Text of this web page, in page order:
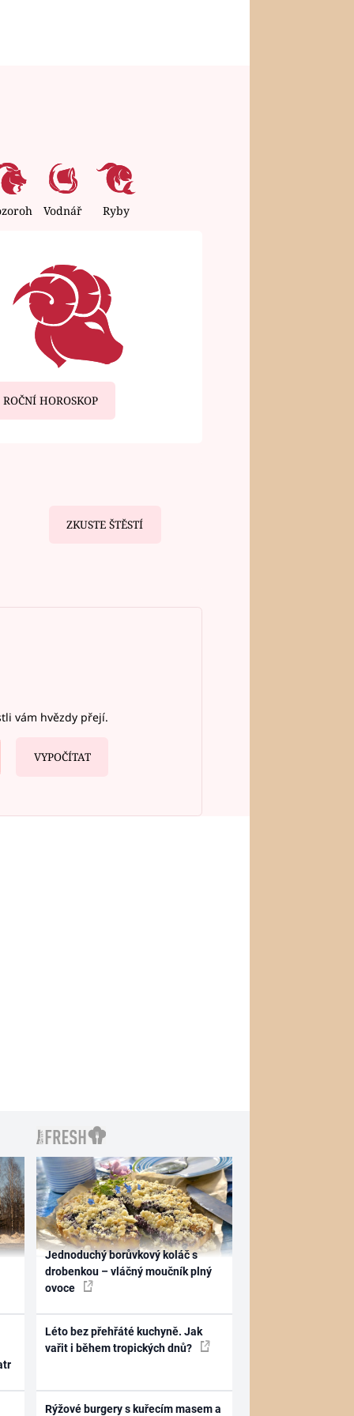
Vodnář Ryby
ROČNÍ HOROSKOP
ZKUSTE ŠTĚSTÍ
vám hvězdy přejí.
VYPOČÍTAT
Jednoduchý borůvkový koláč s
drobenkou – vláčný moučník plný
ovoce
Léto bez přehřáté kuchyně. Jak
vařit i během tropických dnů?
Rýžové burgery s kuřecím masem a